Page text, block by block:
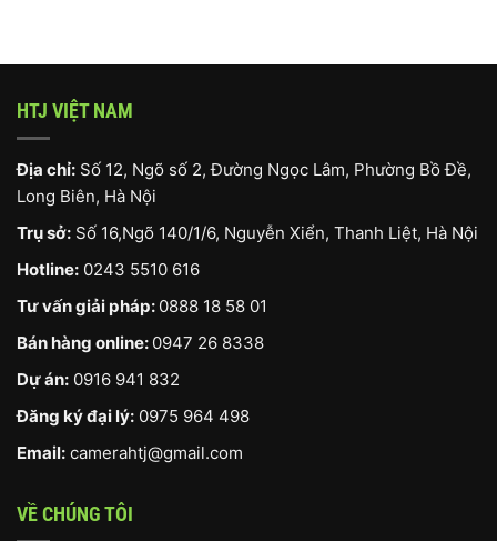
HTJ VIỆT NAM
Địa chỉ: Số 12, Ngõ số 2, Đường Ngọc Lâm, Phường Bồ Đề,
Long Biên, Hà Nội
Trụ sở: Số 16,Ngõ 140/1/6, Nguyễn Xiển, Thanh Liệt, Hà Nội
Hotline: 0243 5510 616
Tư vấn giải pháp: 0888 18 58 01
Bán hàng online: 0947 26 8338
Dự án: 0916 941 832
Đăng ký đại lý: 0975 964 498
Email: camerahtj@gmail.com
VỀ CHÚNG TÔI